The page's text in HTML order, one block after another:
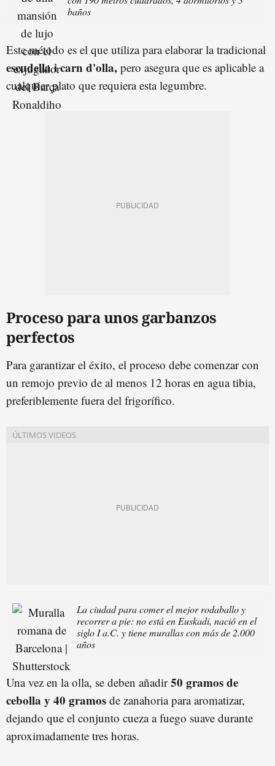
baños
Este método es el que utiliza para elaborar la tradicional
escudella i carn d'olla, pero asegura que es aplicable a
cualquier plato que requiera esta legumbre.
Proceso para unos garbanzos
perfectos
Para garantizar el éxito, el proceso debe comenzar con
un remojo previo de al menos 12 horas en agua tibia,
preferiblemente fuera del frigorífico.
La ciudad para comer el mejor rodaballo y
recorrer a pie: no está en Euskadi, nació en el
siglo I a.C. y tiene murallas con más de 2.000
años
Una vez en la olla, se deben añadir50 gramos de
cebolla y 40 gramos de zanahoria para aromatizar,
dejando que el conjunto cueza a fuego suave durante
aproximadamente tres horas.